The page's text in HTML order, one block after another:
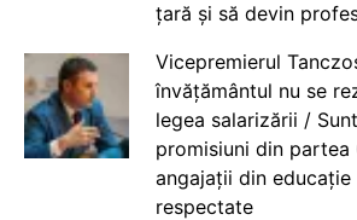
țară și să devin
Vicepremierul
învățământul nu se
legea salarizării /
promisiuni din partea
angajații din
respectate